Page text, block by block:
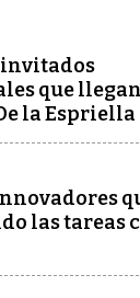
invitados
que
la Espriella
las tareas